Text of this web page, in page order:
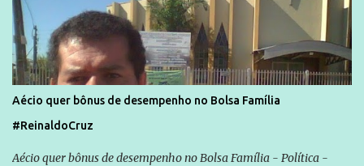
Aécio quer bônus de desempenho no Bolsa Família
#ReinaldoCruz
Aécio quer bônus de desempenho no Bolsa Família - Política -